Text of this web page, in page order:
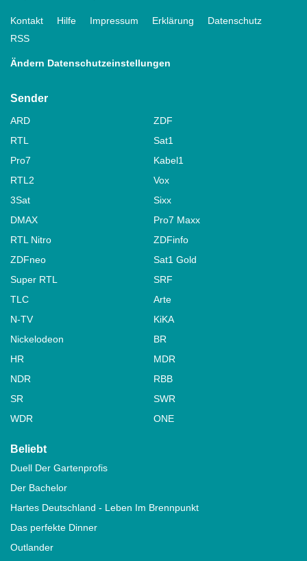
Kontakt Hilfe Impressum Erklärung
Datenschutz
RSS
Ändern Datenschutzeinstellungen
Sender
ARD
ZDF
RTL
Sat1
Pro7
Kabel1
RTL2
Vox
3Sat
Sixx
DMAX
Pro7 Maxx
RTL Nitro
ZDFinfo
ZDFneo
Sat1 Gold
Super RTL
SRF
TLC
Arte
N-TV
KiKA
Nickelodeon
BR
HR
MDR
NDR
RBB
SR
SWR
WDR
ONE
Beliebt
Duell Der Gartenprofis
Der Bachelor
Hartes Deutschland - Leben Im Brennpunkt
Das perfekte Dinner
Outlander